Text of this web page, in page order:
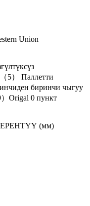
Union
5） Паллетти
биринчи чыгуу
Origal 0 пункт
(мм)